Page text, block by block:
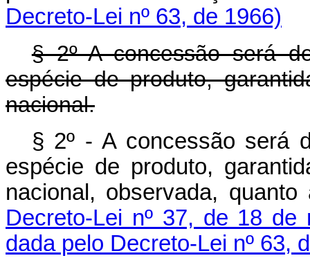
Decreto-Lei nº 63, de 1966)
§ 2º A concessão será
espécie de produto,
nacional.
§ 2º - A concessão será
espécie de produto,
nacional, observada,
Decreto-Lei nº 37, de 18 de
dada pelo Decreto-Lei nº 63,